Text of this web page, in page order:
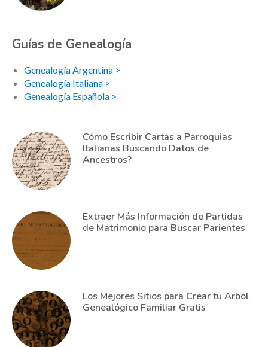
Guías de Genealogía
Genealogía Argentina >
Genealogía Italiana >
Genealogía Española >
Cómo Escribir Cartas a Parroquias
Italianas Buscando Datos de
Ancestros?
Extraer Más Información de Partidas
de Matrimonio para Buscar Parientes
Los Mejores Sitios para Crear tu Arbol
Genealógico Familiar Gratis